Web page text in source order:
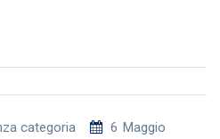
categoria
6 Maggio